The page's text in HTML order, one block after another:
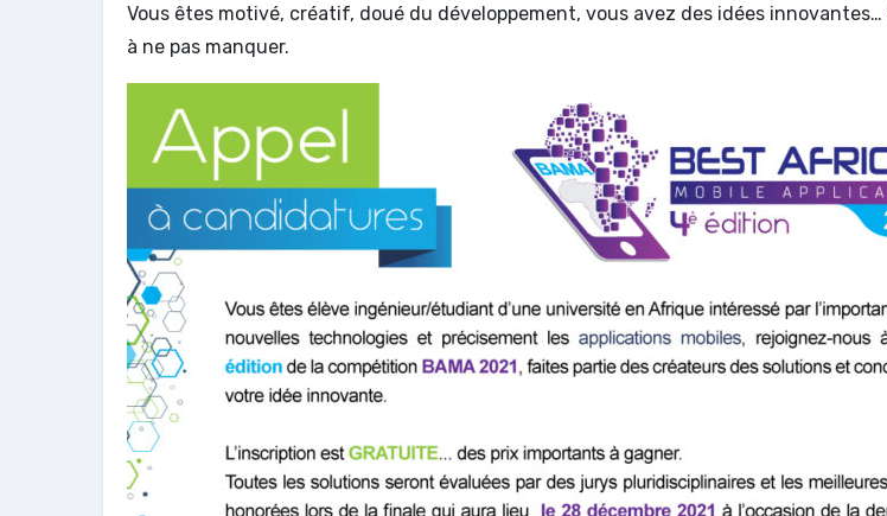
Vous êtes motivé, créatif, doué du développement, vous avez des idées innovantes…
à ne pas manquer.